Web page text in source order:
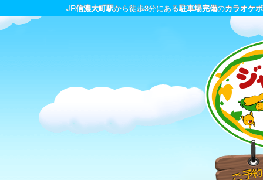
JR信濃大町駅から徒歩3分にある駐車場完備のカラオケ